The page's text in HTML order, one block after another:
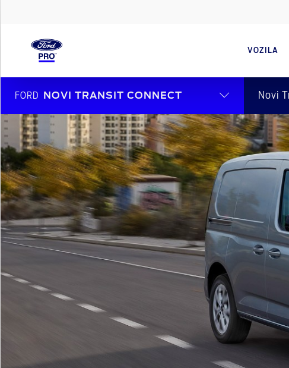
VOZILA
FORD NOVI TRANSIT CONNECT Novi